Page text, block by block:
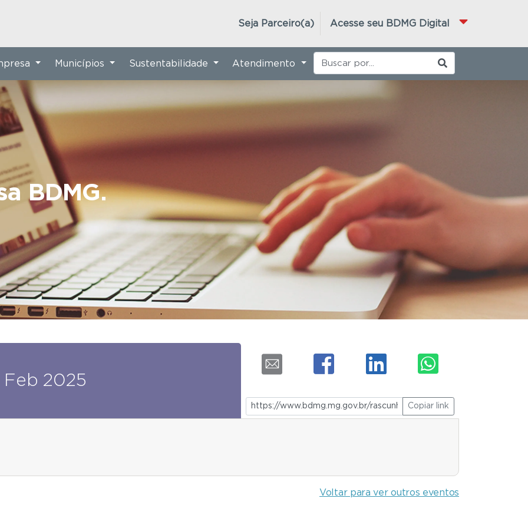
Acesse seu BDMG Digital
Seja Parceiro(a)
BDMG.
Municípios Sustentabilidade Atendimento
Feb 2025
Copiar link
Voltar para ver outros eventos